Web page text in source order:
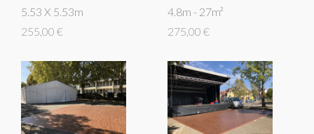
5.53 X 5.53m
255,00 €
4.8m - 27m²
275,00 €